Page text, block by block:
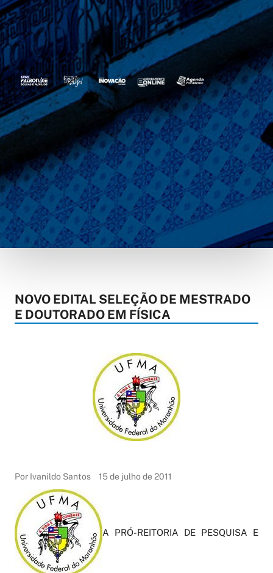
NOVO EDITAL SELEÇÃO DE MESTRADO
E DOUTORADO EM FÍSICA
Por Ivanildo Santos 15 de julho de 2011
A PRÓ-REITORIA DE PESQUISA E